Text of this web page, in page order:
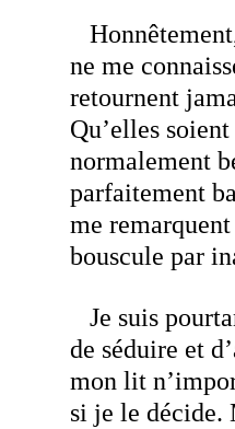
ne me
retournent
Qu’elles
normalement
parfaitement
me
bouscule par
Je suis
de séduire et
mon lit
si je le décide.